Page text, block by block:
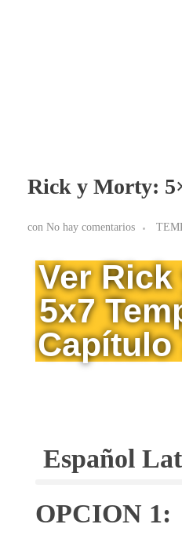
Rick y Morty:
con No hay comentarios
Ver
5x7
Capítulo
Español
OPCION 1: